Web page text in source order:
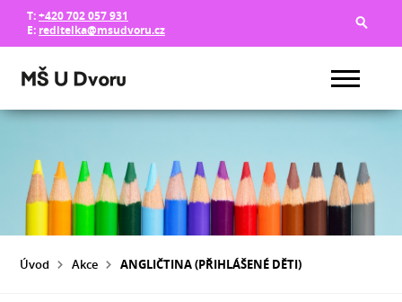
T:+420 702 057 931
E: reditelka@msudvoru.cz
Úvod Akce ANGLIČTINA (PŘIHLÁŠENÉ DĚTI)